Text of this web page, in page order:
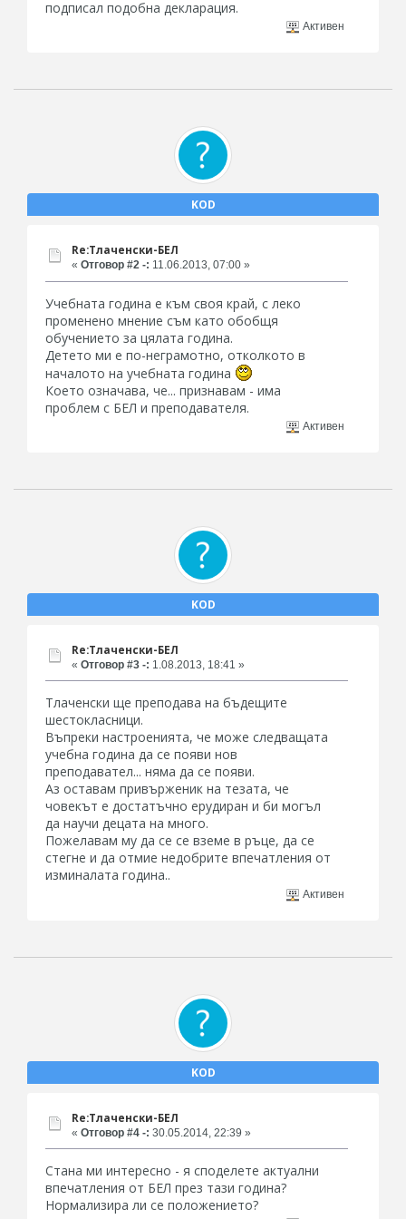
подписал подобна декларация.
Активен
KOD
Re:Тлаченски-БЕЛ
« Отговор #2 -: 11.06.2013, 07:00 »
Учебната година е към своя край, с леко
променено мнение съм като обобщя
обучението за цялата година.
Детето ми е по-неграмотно, отколкото в
началото на учебната година
Което означава, че... признавам - има
проблем с БЕЛ и преподавателя.
Активен
KOD
Re:Тлаченски-БЕЛ
« Отговор #3 -: 1.08.2013, 18:41 »
Тлаченски ще преподава на бъдещите
шестокласници.
Въпреки настроенията, че може следващата
учебна година да се появи нов
преподавател... няма да се появи.
Аз оставам привърженик на тезата, че
човекът е достатъчно ерудиран и би могъл
да научи децата на много.
Пожелавам му да се се вземе в ръце, да се
стегне и да отмие недобрите впечатления от
изминалата година..
Активен
KOD
Re:Тлаченски-БЕЛ
« Отговор #4 -: 30.05.2014, 22:39 »
Стана ми интересно - я споделете актуални
впечатления от БЕЛ през тази година?
Нормализира ли се положението?